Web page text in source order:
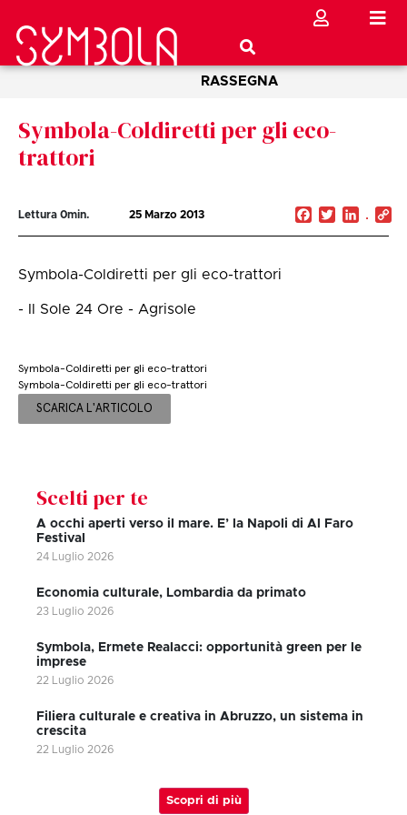
RASSEGNA
Symbola-Coldiretti per gli eco-
trattori
Lettura 0min. 25 Marzo 2013 Facebook
Twitter
Symbola-Coldiretti per gli eco-trattori
- Il Sole 24 Ore - Agrisole
Symbola-Coldiretti per gli eco-trattori
Symbola-Coldiretti per gli eco-trattori
SCARICA L'ARTICOLO
Scelti per te
A occhi aperti verso il mare. E’ la Napoli di Al Faro
Festival
24 Luglio 2026
Economia culturale, Lombardia da primato
23 Luglio 2026
Symbola, Ermete Realacci: opportunità green per le
imprese
22 Luglio 2026
Filiera culturale e creativa in Abruzzo, un sistema in
crescita
22 Luglio 2026
Scopri di più